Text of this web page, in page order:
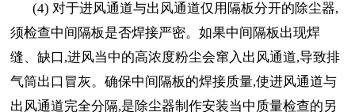
(4) 对于进风通道与出风通道仅用隔板分开的除尘器,
须检查中间隔板是否焊接严密。如果中间隔板出现焊
缝、缺口,进风当中的高浓度粉尘会窜入出风通道,导致排
气筒出口冒灰。确保中间隔板的焊接质量,使进风通道与
出风通道完全分隔,是除尘器制作安装当中质量检查的另